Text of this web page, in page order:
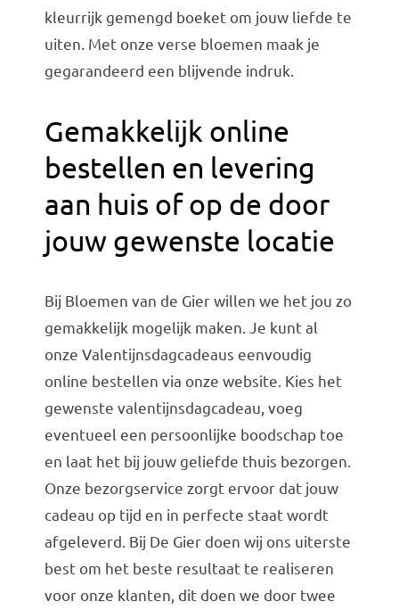
kleurrijk gemengd boeket om jouw liefde te
uiten. Met onze verse bloemen maak je
gegarandeerd een blijvende indruk.
Gemakkelijk online
bestellen en levering
aan huis of op de door
jouw gewenste locatie
Bij Bloemen van de Gier willen we het jou zo
gemakkelijk mogelijk maken. Je kunt al
onze Valentijnsdagcadeaus eenvoudig
online bestellen via onze website. Kies het
gewenste valentijnsdagcadeau, voeg
eventueel een persoonlijke boodschap toe
en laat het bij jouw geliefde thuis bezorgen.
Onze bezorgservice zorgt ervoor dat jouw
cadeau op tijd en in perfecte staat wordt
afgeleverd. Bij De Gier doen wij ons uiterste
best om het beste resultaat te realiseren
voor onze klanten, dit doen we door twee